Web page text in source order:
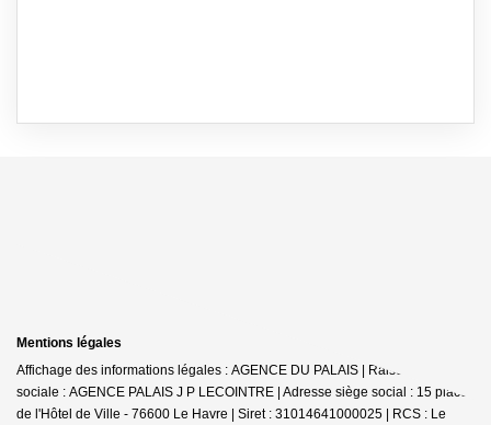
Mentions légales
Affichage des informations légales : AGENCE DU PALAIS | Raison
sociale : AGENCE PALAIS J P LECOINTRE | Adresse siège social : 15 place
de l'Hôtel de Ville - 76600 Le Havre | Siret : 31014641000025 | RCS : Le